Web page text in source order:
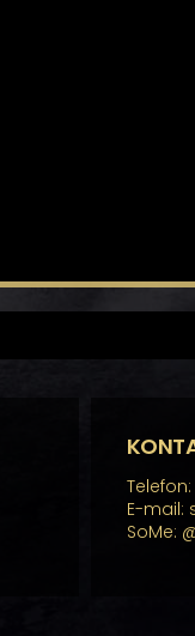
E-mail:
SoMe: